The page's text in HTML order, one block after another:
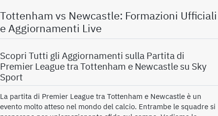
Tottenham vs Newcastle: Formazioni Ufficiali
e Aggiornamenti Live
Scopri Tutti gli Aggiornamenti sulla Partita di
Premier League tra Tottenham e Newcastle su Sky
Sport
La partita di Premier League tra Tottenham e Newcastle è un
evento molto atteso nel mondo del calcio. Entrambe le squadre si